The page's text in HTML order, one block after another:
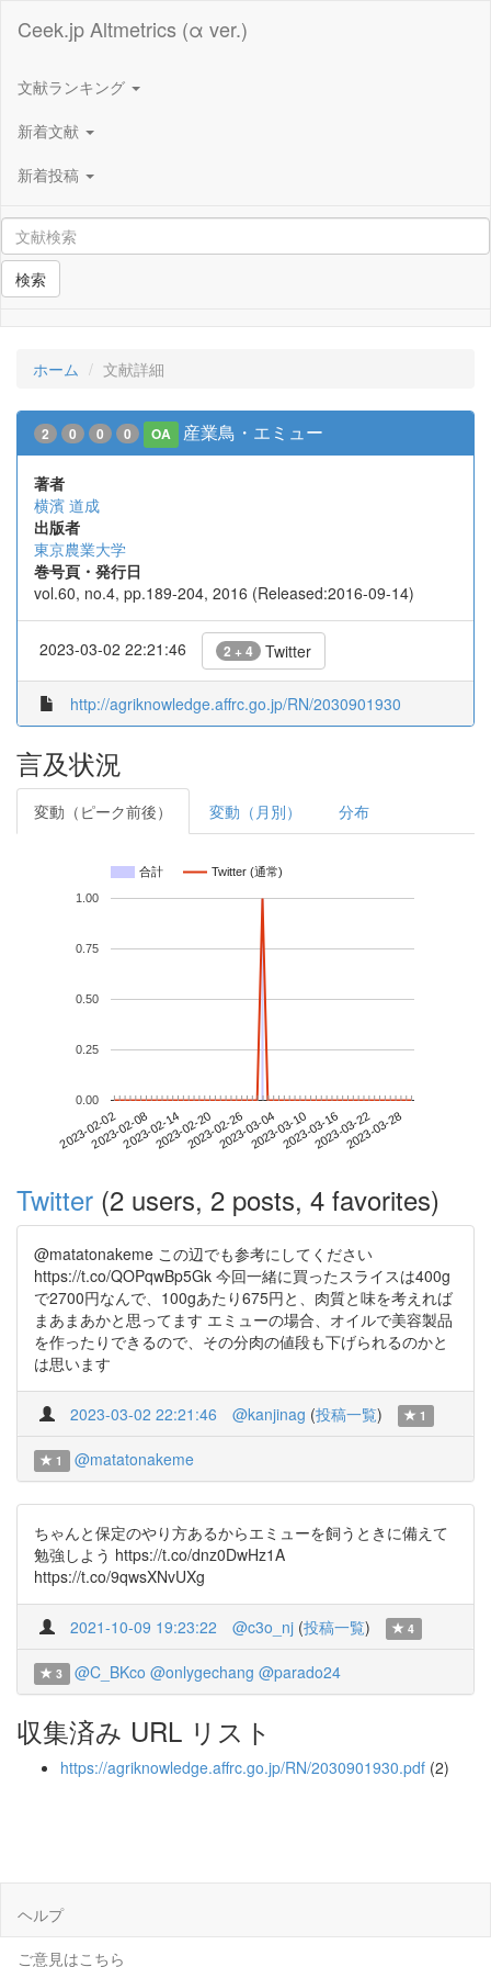
Ceek.jp Altmetrics (α ver.)
文献ランキング
新着文献
新着投稿
検索
ホーム 文献詳細
2 0 0 0 OA 産業鳥・エミュー
著者
横濱 道成
出版者
東京農業大学
巻号頁・発行日
vol.60, no.4, pp.189-204, 2016 (Released:2016-09-14)
2023-03-02 22:21:46 2 + 4 Twitter
http://agriknowledge.affrc.go.jp/RN/2030901930
言及状況
変動（ピーク前後） 変動（月別） 分布
合計 Twitter (通常)
2023-02-022023-02-082023-02-142023-02-202023-02-262023-03-042023-03-102023-03-162023-03-222023-03-28
0.00
0.25
0.50
0.75
1.00
Twitter (2 users, 2 posts, 4 favorites)
@matatonakeme この辺でも参考にしてください
https://t.co/QOPqwBp5Gk 今回一緒に買ったスライスは400g
で2700円なんで、100gあたり675円と、肉質と味を考えれば
まあまあかと思ってます エミューの場合、オイルで美容製品
を作ったりできるので、その分肉の値段も下げられるのかと
は思います
2023-03-02 22:21:46 @kanjinag (投稿一覧) 1
1 @matatonakeme
ちゃんと保定のやり方あるからエミューを飼うときに備えて
勉強しよう https://t.co/dnz0DwHz1A
https://t.co/9qwsXNvUXg
2021-10-09 19:23:22 @c3o_nj (投稿一覧) 4
3 @C_BKco @onlygechang @parado24
収集済み URL リスト
https://agriknowledge.affrc.go.jp/RN/2030901930.pdf (2)
ヘルプ
ご意見はこちら